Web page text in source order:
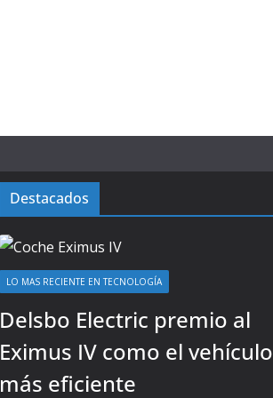
Destacados
LO MAS RECIENTE EN TECNOLOGÍA
Delsbo Electric premio al
Eximus IV como el vehículo
más eficiente